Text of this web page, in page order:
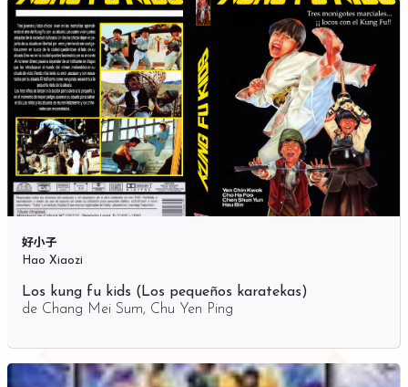
好小子
Hao Xiaozi
Los kung fu kids (Los pequeños karatekas)
de Chang Mei Sum, Chu Yen Ping